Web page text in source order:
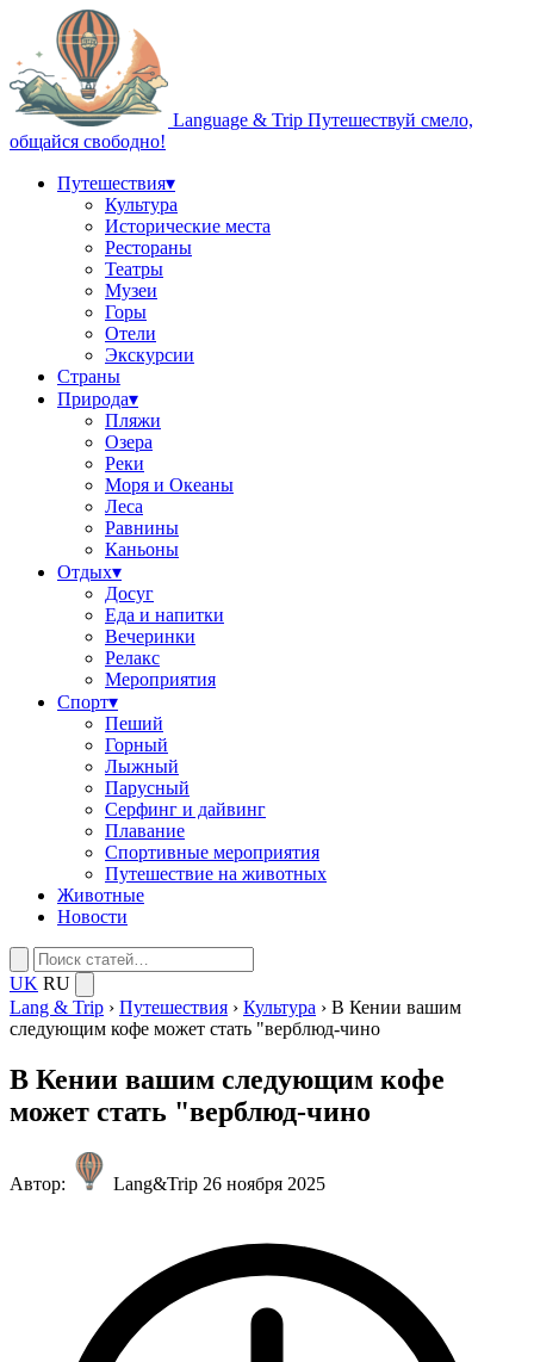
Language & Trip Путешествуй смело,
общайся свободно!
Путешествия▾
Культура
Исторические места
Рестораны
Театры
Музеи
Горы
Отели
Экскурсии
Страны
Природа▾
Пляжи
Озера
Реки
Моря и Океаны
Леса
Равнины
Каньоны
Отдых▾
Досуг
Еда и напитки
Вечеринки
Релакс
Мероприятия
Спорт▾
Пеший
Горный
Лыжный
Парусный
Серфинг и дайвинг
Плавание
Спортивные мероприятия
Путешествие на животных
Животные
Новости
UK RU
Lang & Trip › Путешествия › Культура › В Кении вашим
следующим кофе может стать "верблюд-чино
В Кении вашим следующим кофе
может стать "верблюд-чино
Автор: Lang&Trip 26 ноября 2025